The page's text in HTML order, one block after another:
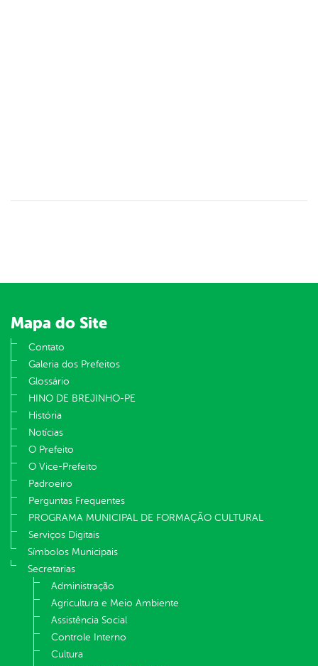
Mapa do Site
Contato
Galeria dos Prefeitos
Glossário
HINO DE BREJINHO-PE
História
Notícias
O Prefeito
O Vice-Prefeito
Padroeiro
Perguntas Frequentes
PROGRAMA MUNICIPAL DE FORMAÇÃO CULTURAL
Serviços Digitais
Símbolos Municipais
Secretarias
Administração
Agricultura e Meio Ambiente
Assistência Social
Controle Interno
Cultura